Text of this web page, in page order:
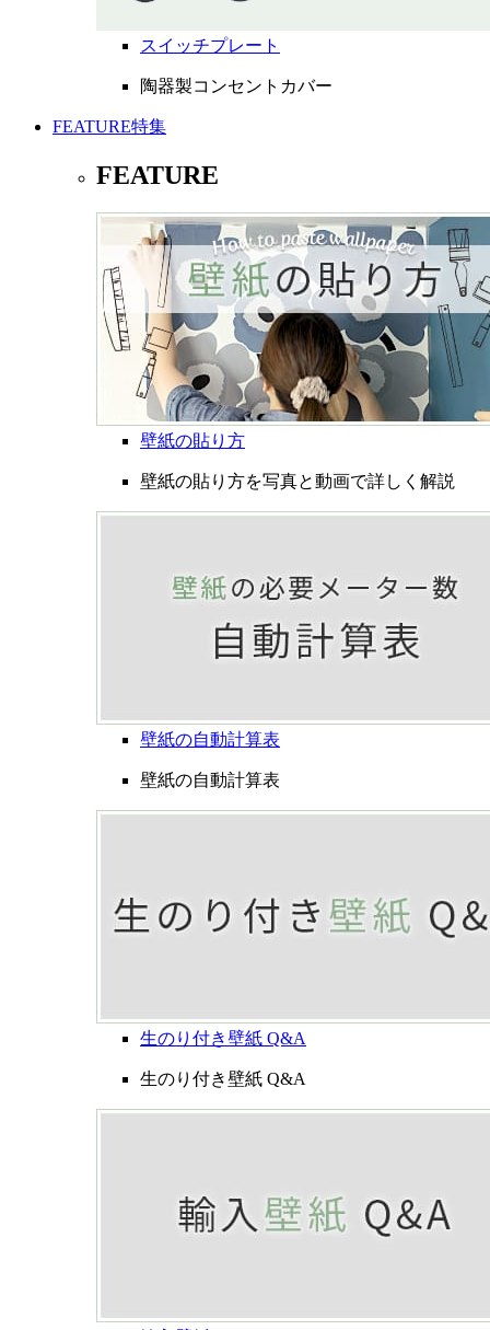
スイッチプレート
陶器製コンセントカバー
FEATURE特集
FEATURE
壁紙の貼り方
壁紙の貼り方を写真と動画で詳しく解説
壁紙の自動計算表
壁紙の自動計算表
生のり付き壁紙 Q&A
生のり付き壁紙 Q&A